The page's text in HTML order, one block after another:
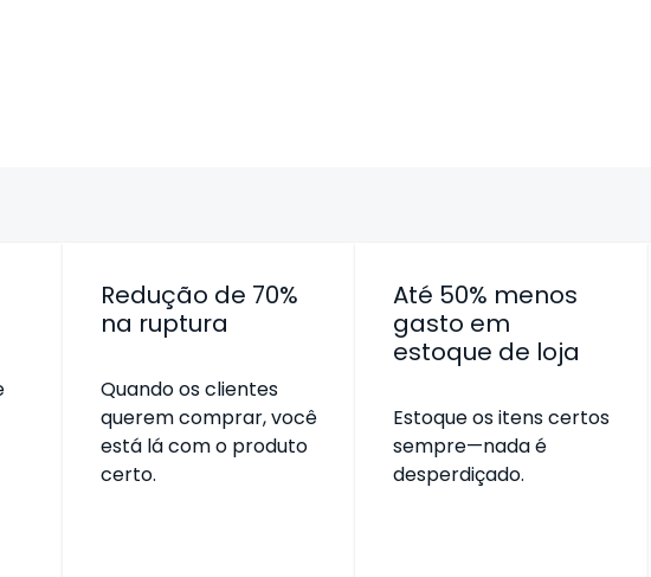
Redução de 70%
na ruptura
Quando os clientes
querem comprar, você
está lá com o produto
certo.
Até 50% menos
gasto em
estoque de loja
Estoque os itens certos
sempre—nada é
desperdiçado.